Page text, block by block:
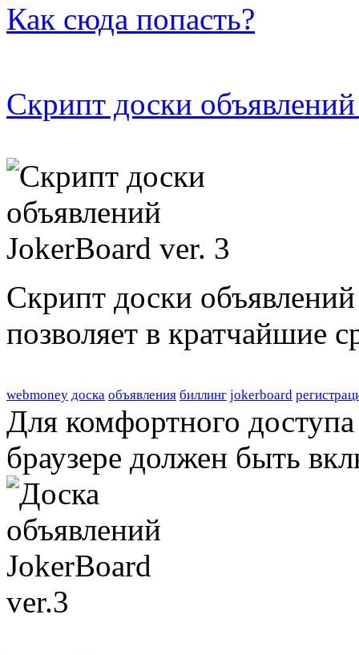
Как сюда попасть?
Скрипт доски
Скрипт доски
позволяет в кратчайшие
webmoney доска объявления биллинг jokerboard
Для комфортного
браузере должен быть